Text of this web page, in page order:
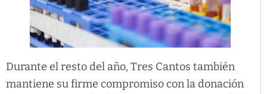
Durante el resto del año, Tres Cantos también
mantiene su firme compromiso con la donación